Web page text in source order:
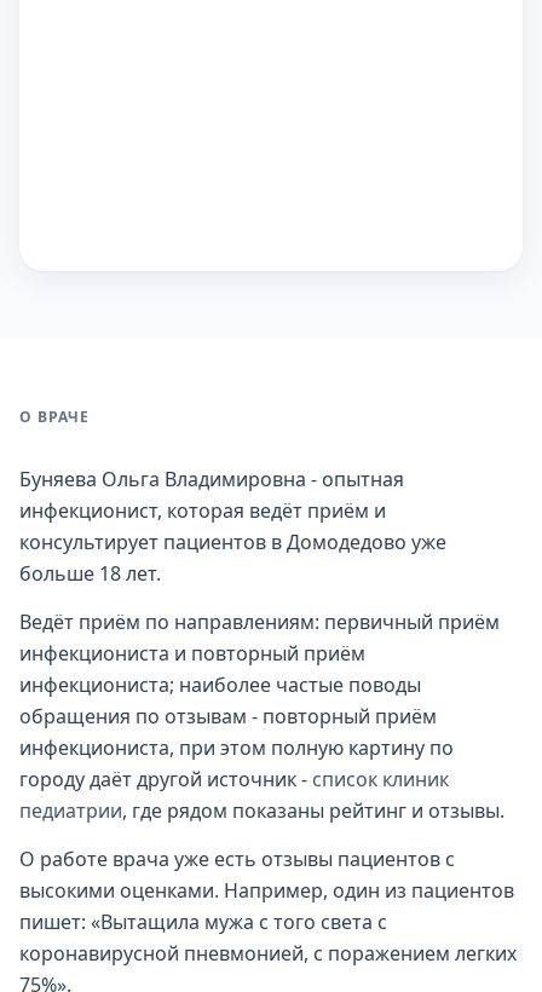
О ВРАЧЕ
Буняева Ольга Владимировна - опытная
инфекционист, которая ведёт приём и
консультирует пациентов в Домодедово уже
больше 18 лет.
Ведёт приём по направлениям: первичный приём
инфекциониста и повторный приём
инфекциониста; наиболее частые поводы
обращения по отзывам - повторный приём
инфекциониста, при этом полную картину по
городу даёт другой источник - список клиник
педиатрии, где рядом показаны рейтинг и отзывы.
О работе врача уже есть отзывы пациентов с
высокими оценками. Например, один из пациентов
пишет: «Вытащила мужа с того света с
коронавирусной пневмонией, с поражением легких
75%».